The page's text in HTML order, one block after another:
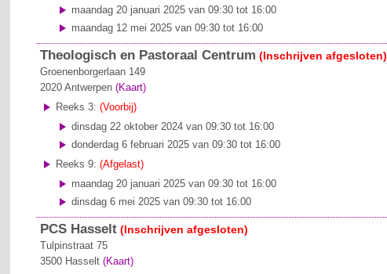
maandag 20 januari 2025 van 09:30 tot 16:00
maandag 12 mei 2025 van 09:30 tot 16:00
Theologisch en Pastoraal Centrum (Inschrijven afgesloten)
Groenenborgerlaan 149
2020 Antwerpen (Kaart)
Reeks 3:(Voorbij)
dinsdag 22 oktober 2024 van 09:30 tot 16:00
donderdag 6 februari 2025 van 09:30 tot 16:00
Reeks 9:(Afgelast)
maandag 20 januari 2025 van 09:30 tot 16:00
dinsdag 6 mei 2025 van 09:30 tot 16:00
PCS Hasselt (Inschrijven afgesloten)
Tulpinstraat 75
3500 Hasselt (Kaart)